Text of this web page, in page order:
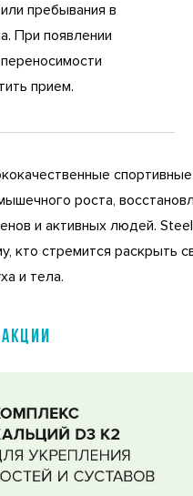
пребывания в
При появлении
прием.
роста,
и активных людей.
кто стремится раскрыть
и тела.